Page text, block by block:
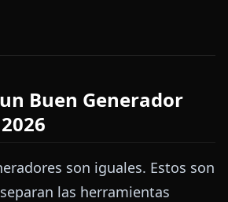
Buen Generador
son iguales. Estos son
las herramientas